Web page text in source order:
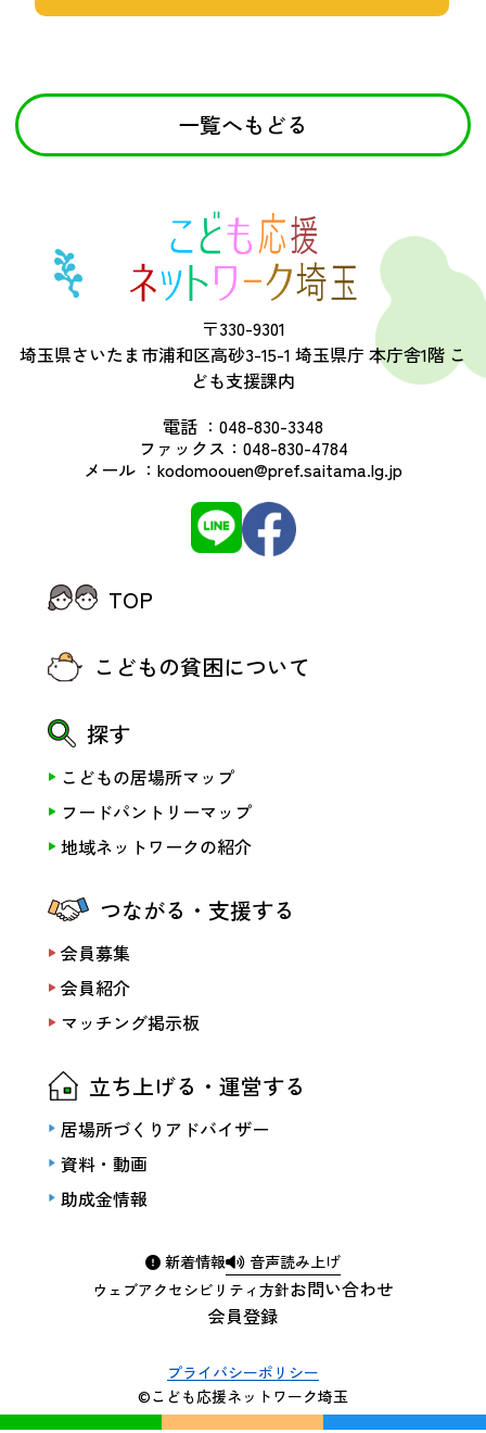
一覧へもどる
〒330-9301
埼玉県さいたま市浦和区高砂3-15-1 埼玉県庁 本庁舎1階 こ
ども支援課内
電話 ： 048-830-3348
ファックス： 048-830-4784
メール ： kodomoouen@pref.saitama.lg.jp
新着情報 音声読み上げ
会員登録
お問い合わせ
ウェブアクセシビリティ方針
TOP
こどもの貧困について
探す
こどもの居場所マップ
フードパントリーマップ
地域ネットワークの紹介
つながる・支援する
会員募集
会員紹介
マッチング掲示板
立ち上げる・運営する
居場所づくりアドバイザー
資料・動画
助成金情報
プライバシーポリシー
©こども応援ネットワーク埼玉